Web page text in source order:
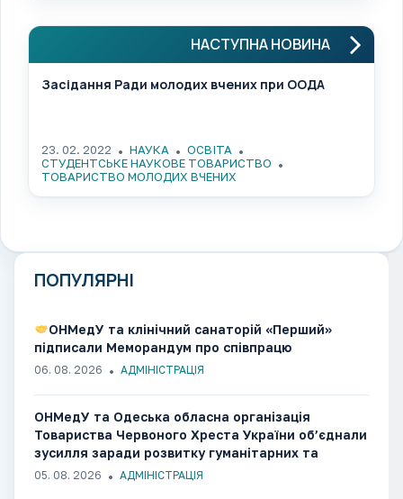
НАСТУПНА НОВИНА
Засідання Ради молодих вчених при ООДА
23. 02. 2022 НАУКА
ОСВІТА
СТУДЕНТСЬКЕ НАУКОВЕ ТОВАРИСТВО
ТОВАРИСТВО МОЛОДИХ ВЧЕНИХ
ПОПУЛЯРНІ
ОНМедУ та клінічний санаторій «Перший»
підписали Меморандум про співпрацю
06. 08. 2026 АДМІНІСТРАЦІЯ
ОНМедУ та Одеська обласна організація
Товариства Червоного Хреста України об’єднали
зусилля заради розвитку гуманітарних та
медико-соціальних ініціатив
05. 08. 2026 АДМІНІСТРАЦІЯ